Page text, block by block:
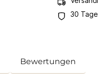
30
Bewertungen